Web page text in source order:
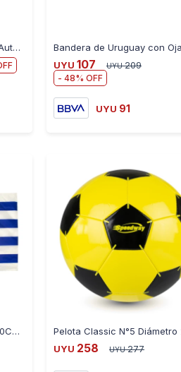
Bandera de Uruguay para Auto Polyester 30 cm X 45 cm
UYU 107 UYU 209
48
UYU 91
Bandera Uruguay Tejida 150CM X 90CM
UYU 258 UYU 277